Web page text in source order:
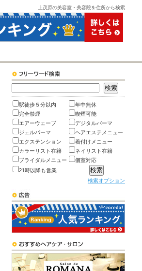
上茂原の美容室・美容院を住所から検索
駅徒歩５分以内
年中無休
完全禁煙
喫煙可能
エアーウェーブ
デジタルパーマ
ジェルパーマ
ヘアエステメニュー
エクステンション
着付けメニュー
カラーリスト在籍
ネイリスト在籍
ブライダルメニュー
個室対応
21時以降も営業
検索オプション